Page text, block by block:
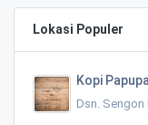
Lokasi Populer
Kopi
Dsn. Sengon